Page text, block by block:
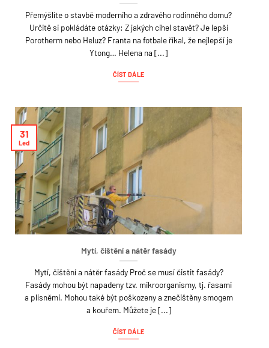
Přemýšlíte o stavbě moderního a zdravého rodinného domu?
Určitě si pokládáte otázky: Z jakých cihel stavět? Je lepší
Porotherm nebo Heluz? Franta na fotbale říkal, že nejlepší je
Ytong… Helena na [...]
ČÍST DÁLE
Mytí, čištění a nátěr fasády
Mytí, čištění a nátěr fasády Proč se musí čistit fasády?
Fasády mohou být napadeny tzv. mikroorganismy, tj. řasami
a plísněmi. Mohou také být poškozeny a znečištěny smogem
a kouřem. Můžete je [...]
ČÍST DÁLE
31
Led